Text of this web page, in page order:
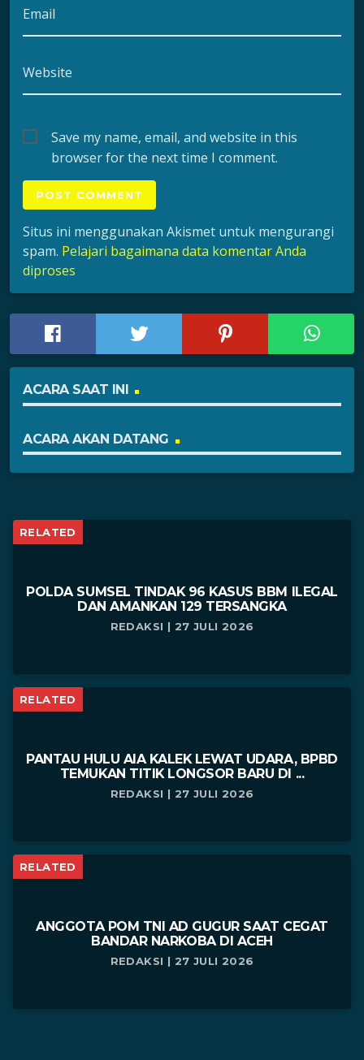
Email
Website
Save my name, email, and website in this
browser for the next time I comment.
Situs ini menggunakan Akismet untuk mengurangi
spam. Pelajari bagaimana data komentar Anda
diproses
ACARA SAAT INI
ACARA AKAN DATANG
RELATED
POLDA SUMSEL TINDAK 96 KASUS BBM ILEGAL
DAN AMANKAN 129 TERSANGKA
REDAKSI | 27 JULI 2026
RELATED
PANTAU HULU AIA KALEK LEWAT UDARA, BPBD
TEMUKAN TITIK LONGSOR BARU DI ...
REDAKSI | 27 JULI 2026
RELATED
ANGGOTA POM TNI AD GUGUR SAAT CEGAT
BANDAR NARKOBA DI ACEH
REDAKSI | 27 JULI 2026